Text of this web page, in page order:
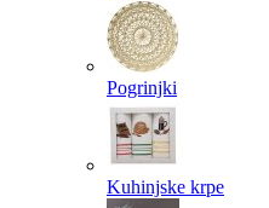
Pogrinjki
Kuhinjske krpe